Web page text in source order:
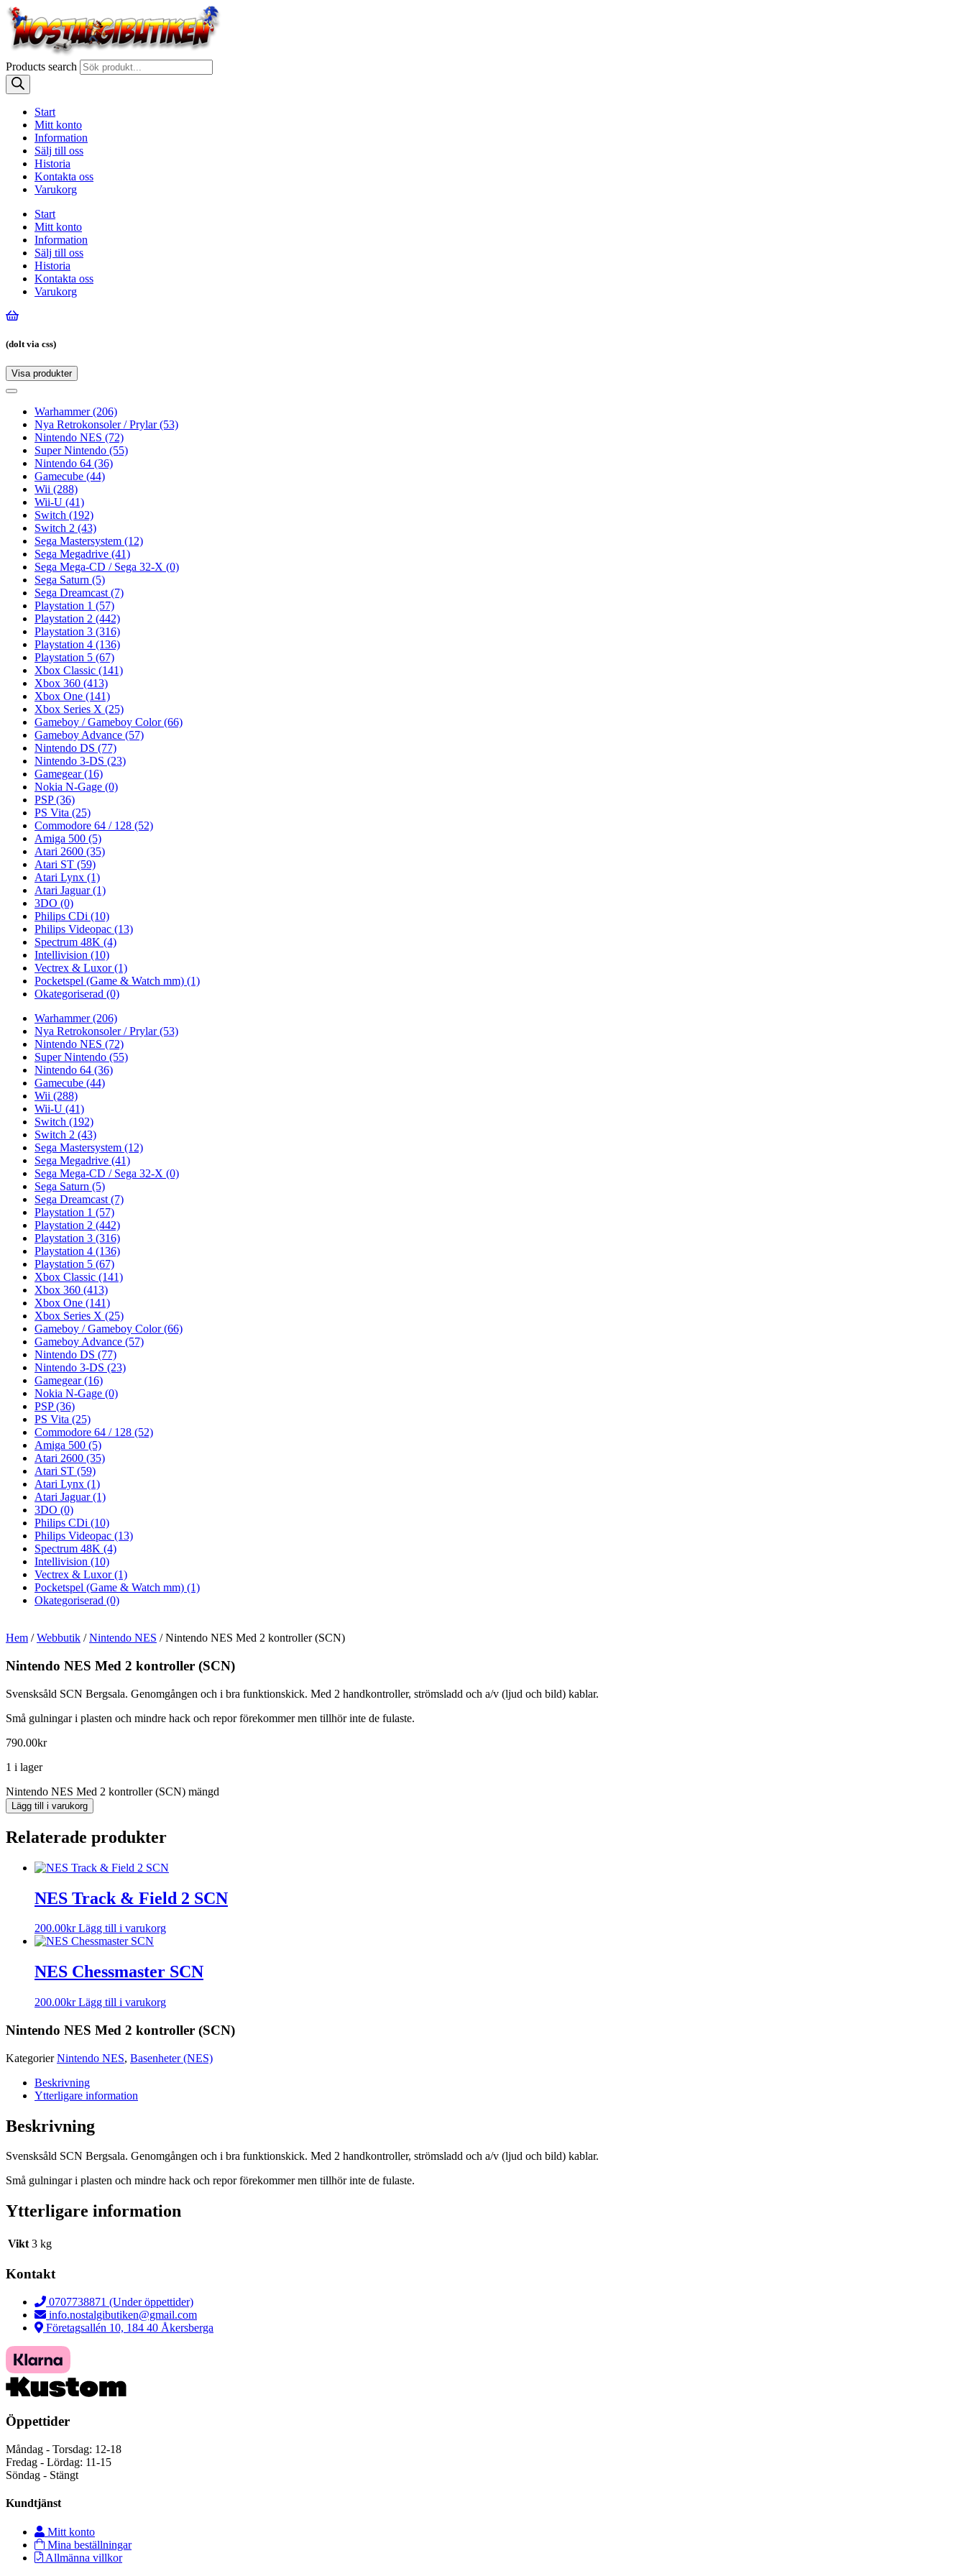
Products search
Start
Mitt konto
Information
Sälj till oss
Historia
Kontakta oss
Varukorg
Start
Mitt konto
Information
Sälj till oss
Historia
Kontakta oss
Varukorg
(dolt via css)
Visa produkter
Toggle
Toggle
navigationWarhammer(206)
Nya Retrokonsoler / Prylar(53)
Nintendo NES (72)
Super Nintendo (55)
Nintendo 64 (36)
Gamecube (44)
Wii (288)
Wii-U (41)
Switch (192)
Switch 2 (43)
Sega Mastersystem (12)
Sega Megadrive (41)
Sega Mega-CD / Sega 32-X (0)
Sega Saturn (5)
Sega Dreamcast (7)
Playstation 1 (57)
Playstation 2 (442)
Playstation 3 (316)
Playstation 4 (136)
Playstation 5 (67)
Xbox Classic (141)
Xbox 360 (413)
Xbox One (141)
Xbox Series X (25)
Gameboy / Gameboy Color(66)
Gameboy Advance (57)
Nintendo DS (77)
Nintendo 3-DS (23)
Gamegear(16)
Nokia N-Gage (0)
PSP(36)
PS Vita (25)
Commodore 64 / 128 (52)
Amiga 500 (5)
Atari 2600 (35)
Atari ST (59)
Atari Lynx (1)
Atari Jaguar(1)
3DO (0)
Philips CDi (10)
Philips Videopac (13)
Spectrum 48K (4)
Intellivision (10)
Vectrex & Luxor(1)
Pocketspel (Game & Watch mm) (1)
Okategoriserad (0)
Warhammer(206)
Nya Retrokonsoler / Prylar(53)
Nintendo NES (72)
Super Nintendo (55)
Nintendo 64 (36)
Gamecube (44)
Wii (288)
Wii-U (41)
Switch (192)
Switch 2 (43)
Sega Mastersystem (12)
Sega Megadrive (41)
Sega Mega-CD / Sega 32-X (0)
Sega Saturn (5)
Sega Dreamcast (7)
Playstation 1 (57)
Playstation 2 (442)
Playstation 3 (316)
Playstation 4 (136)
Playstation 5 (67)
Xbox Classic (141)
Xbox 360 (413)
Xbox One (141)
Xbox Series X (25)
Gameboy / Gameboy Color(66)
Gameboy Advance (57)
Nintendo DS (77)
Nintendo 3-DS (23)
Gamegear(16)
Nokia N-Gage (0)
PSP(36)
PS Vita (25)
Commodore 64 / 128 (52)
Amiga 500 (5)
Atari 2600 (35)
Atari ST (59)
Atari Lynx (1)
Atari Jaguar(1)
3DO (0)
Philips CDi (10)
Philips Videopac (13)
Spectrum 48K (4)
Intellivision (10)
Vectrex & Luxor(1)
Pocketspel (Game & Watch mm) (1)
Okategoriserad (0)
Hem /Webbutik /Nintendo NES / Nintendo NES Med 2 kontroller (SCN)
Nintendo NES Med 2 kontroller (SCN)
Svensksåld SCN Bergsala. Genomgången och i bra funktionskick. Med 2 handkontroller, strömsladd och a/v (ljud och bild) kablar.
Små gulningar i plasten och mindre hack och repor förekommer men tillhör inte de fulaste.
790.00kr
1 i lager
Nintendo NES Med 2 kontroller (SCN) mängd
Lägg till i varukorg
Relaterade produkter
NES Track & Field 2 SCN
200.00kr Lägg till i varukorg
NES Chessmaster SCN
200.00kr Lägg till i varukorg
Nintendo NES Med 2 kontroller (SCN)
Kategorier Nintendo NES, Basenheter (NES)
Beskrivning
Ytterligare information
Beskrivning
Svensksåld SCN Bergsala. Genomgången och i bra funktionskick. Med 2 handkontroller, strömsladd och a/v (ljud och bild) kablar.
Små gulningar i plasten och mindre hack och repor förekommer men tillhör inte de fulaste.
Ytterligare information
Vikt 3 kg
Kontakt
0707738871 (Under öppettider)
info.nostalgibutiken@gmail.com
Företagsallén 10, 184 40 Åkersberga
Öppettider
Måndag - Torsdag: 12-18
Fredag - Lördag: 11-15
Söndag - Stängt
Kundtjänst
Mitt konto
Mina beställningar
Allmänna villkor